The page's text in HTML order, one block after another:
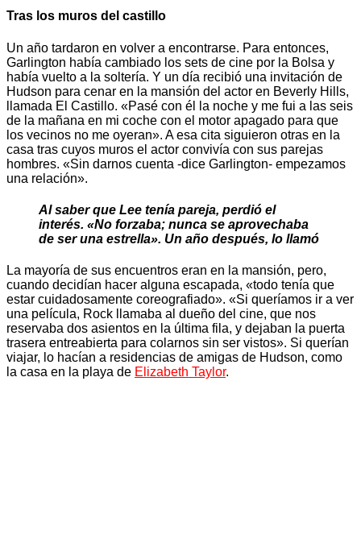
Tras los muros del castillo
Un año tardaron en volver a encontrarse. Para entonces,
Garlington había cambiado los sets de cine por la Bolsa y
había vuelto a la soltería. Y un día recibió una invitación de
Hudson para cenar en la mansión del actor en Beverly Hills,
llamada El Castillo. «Pasé con él la noche y me fui a las seis
de la mañana en mi coche con el motor apagado para que
los vecinos no me oyeran». A esa cita siguieron otras en la
casa tras cuyos muros el actor convivía con sus parejas
hombres. «Sin darnos cuenta -dice Garlington- empezamos
una relación».
Al saber que Lee tenía pareja, perdió el
interés. «No forzaba; nunca se aprovechaba
de ser una estrella». Un año después, lo llamó
La mayoría de sus encuentros eran en la mansión, pero,
cuando decidían hacer alguna escapada, «todo tenía que
estar cuidadosamente coreografiado». «Si queríamos ir a ver
una película, Rock llamaba al dueño del cine, que nos
reservaba dos asientos en la última fila, y dejaban la puerta
trasera entreabierta para colarnos sin ser vistos». Si querían
viajar, lo hacían a residencias de amigas de Hudson, como
la casa en la playa de Elizabeth Taylor.